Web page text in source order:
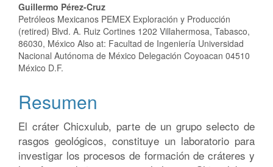
Guillermo Pérez-Cruz
Petróleos Mexicanos PEMEX Exploración y Producción
(retired) Blvd. A. Ruiz Cortines 1202 Villahermosa, Tabasco,
86030, México Also at: Facultad de Ingeniería Universidad
Nacional Autónoma de México Delegación Coyoacan 04510
México D.F.
Resumen
El cráter Chicxulub, parte de un grupo selecto de
rasgos geológicos, constituye un laboratorio para
investigar los procesos de formación de cráteres y